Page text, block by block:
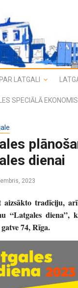
PAR LATGALI
SPECIĀLĀ
dienai
2023
tradīciju, arī
“Latgales diena”,
74, Rīga.